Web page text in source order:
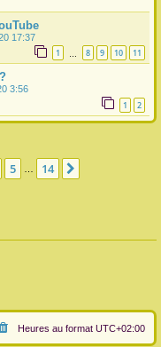
17:37
1 8 9 10 11
3:56
1 2
5 14
Heures au format UTC+02:00